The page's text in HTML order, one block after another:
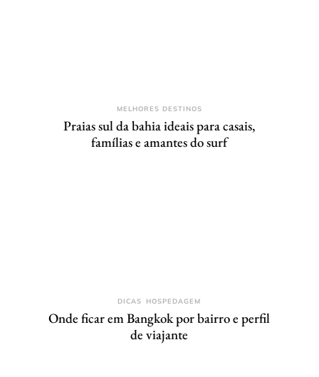
MELHORES DESTINOS
Praias sul da bahia ideais para casais,
famílias e amantes do surf
DICAS HOSPEDAGEM
Onde ficar em Bangkok por bairro e perfil
de viajante